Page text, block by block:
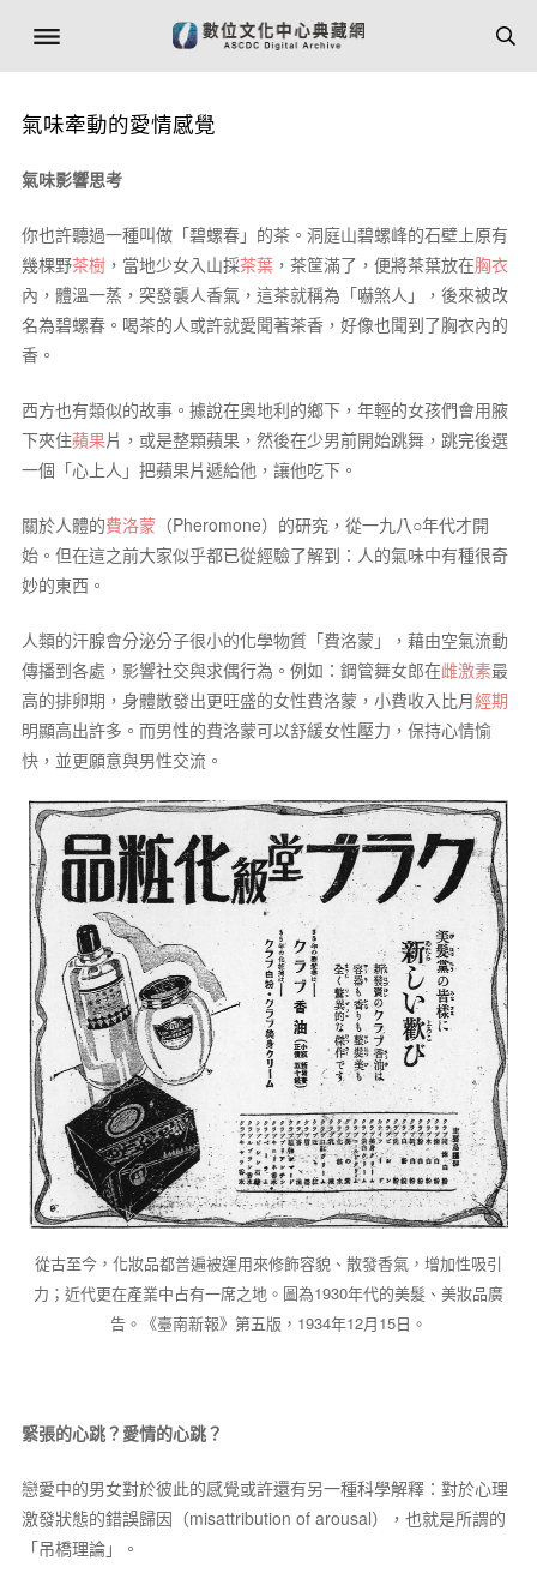
氣味牽動的愛情感覺
氣味影響思考
你也許聽過一種叫做「碧螺春」的茶。洞庭山碧螺峰的石壁上原有
幾棵野茶樹，當地少女入山採茶葉，茶筐滿了，便將茶葉放在胸衣
內，體溫一蒸，突發襲人香氣，這茶就稱為「嚇煞人」，後來被改
名為碧螺春。喝茶的人或許就愛聞著茶香，好像也聞到了胸衣內的
香。
西方也有類似的故事。據說在奧地利的鄉下，年輕的女孩們會用腋
下夾住蘋果片，或是整顆蘋果，然後在少男前開始跳舞，跳完後選
一個「心上人」把蘋果片遞給他，讓他吃下。
關於人體的費洛蒙 （Pheromone）的研究，從一九八○年代才開
始。但在這之前大家似乎都已從經驗了解到：人的氣味中有種很奇
妙的東西。
人類的汗腺會分泌分子很小的化學物質「費洛蒙」，藉由空氣流動
傳播到各處，影響社交與求偶行為。例如：鋼管舞女郎在雌激素最
高的排卵期，身體散發出更旺盛的女性費洛蒙，小費收入比月經期
明顯高出許多。而男性的費洛蒙可以舒緩女性壓力，保持心情愉
快，並更願意與男性交流。
從古至今，化妝品都普遍被運用來修飾容貌、散發香氣，增加性吸引
力；近代更在產業中占有一席之地。圖為1930年代的美髮、美妝品廣
告。《臺南新報》第五版，1934年12月15日。
緊張的心跳？愛情的心跳？
戀愛中的男女對於彼此的感覺或許還有另一種科學解釋：對於心理
激發狀態的錯誤歸因（misattribution of arousal），也就是所謂的
「吊橋理論」。